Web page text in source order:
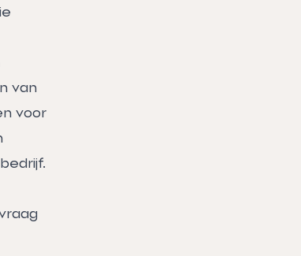
van
voor